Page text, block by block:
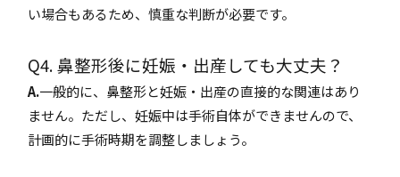
い場合もあるため、慎重な判断が必要です。
Q4. 鼻整形後に妊娠・出産しても大丈夫？
A.一般的に、鼻整形と妊娠・出産の直接的な関連はあり
ません。ただし、妊娠中は手術自体ができませんので、
計画的に手術時期を調整しましょう。